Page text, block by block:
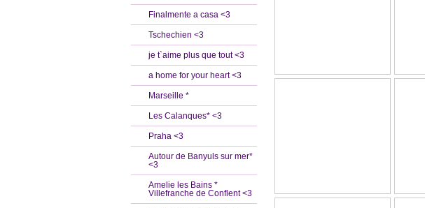
Finalmente a casa <3
Tschechien <3
je t`aime plus que tout <3
a home for your heart <3
Marseille *
Les Calanques* <3
Praha <3
Autour de Banyuls sur mer*
<3
Amelie les Bains *
Villefranche de Conflent <3